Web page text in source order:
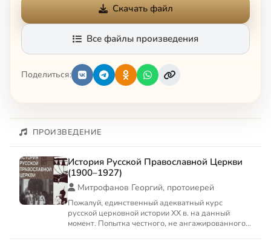
Скачать файл
Все файлы произведения
Поделиться:
ПРОИЗВЕДЕНИЕ
История Русской Православной Церкви
(1900–1927)
Митрофанов Георгий, протоиерей
Пожалуй, единственный адекватный курс
русской церковной истории XX в. на данный
момент. Попытка честного, не ангажированного